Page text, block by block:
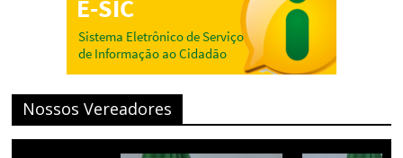
Nossos Vereadores